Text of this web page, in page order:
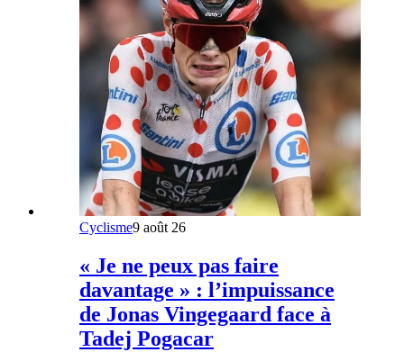
Cyclisme9 août 26
« Je ne peux pas faire
davantage » : l’impuissance
de Jonas Vingegaard face à
Tadej Pogacar